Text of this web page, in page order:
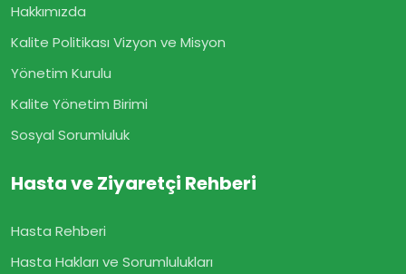
Hakkımızda
Kalite Politikası Vizyon ve Misyon
Yönetim Kurulu
Kalite Yönetim Birimi
Sosyal Sorumluluk
Hasta ve Ziyaretçi Rehberi
Hasta Rehberi
Hasta Hakları ve Sorumlulukları